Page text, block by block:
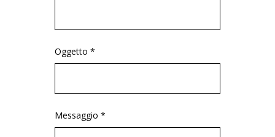
Oggetto *
Messaggio *